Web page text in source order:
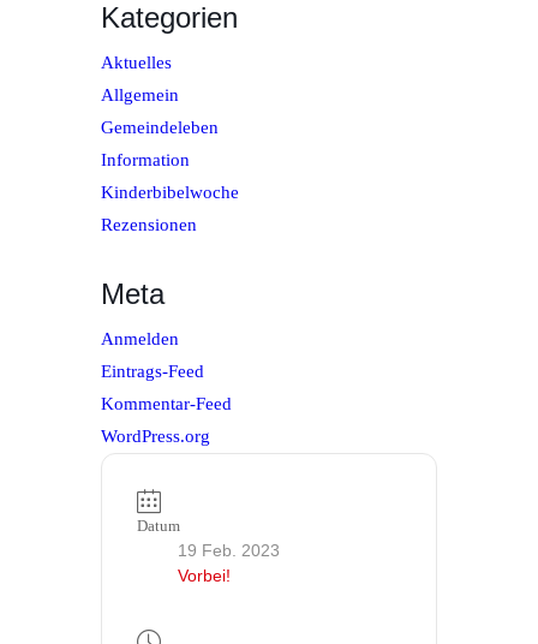
Kategorien
Aktuelles
Allgemein
Gemeindeleben
Information
Kinderbibelwoche
Rezensionen
Meta
Anmelden
Eintrags-Feed
Kommentar-Feed
WordPress.org
Datum
19 Feb. 2023
Vorbei!